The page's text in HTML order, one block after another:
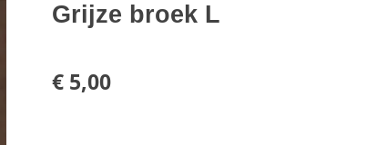
Grijze broek L
€ 5,00